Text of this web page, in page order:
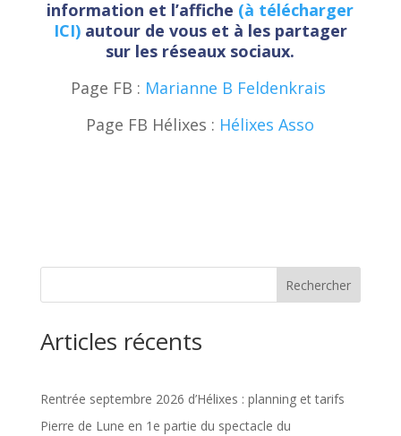
information et l’affiche (à télécharger
ICI)autour de vous et à les partager
sur les réseaux sociaux.
Page FB : Marianne B Feldenkrais
Page FB Hélixes : Hélixes Asso
Rechercher
Articles récents
Rentrée septembre 2026 d’Hélixes : planning et tarifs
Pierre de Lune en 1e partie du spectacle du